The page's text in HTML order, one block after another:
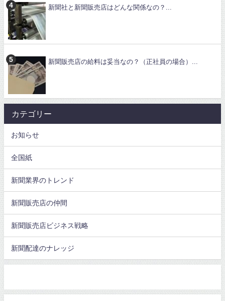
新聞社と新聞販売店はどんな関係なの？...
新聞販売店の給料は妥当なの？（正社員の場合）...
カテゴリー
お知らせ
全国紙
新聞業界のトレンド
新聞販売店の仲間
新聞販売店ビジネス戦略
新聞配達のナレッジ